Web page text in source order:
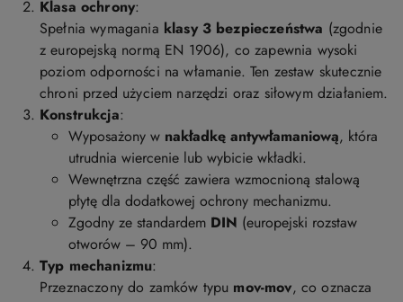
Klasa ochrony:
Spełnia wymagania klasy 3 bezpieczeństwa (zgodnie
z europejską normą EN 1906), co zapewnia wysoki
poziom odporności na włamanie. Ten zestaw skutecznie
chroni przed użyciem narzędzi oraz siłowym działaniem.
Konstrukcja:
Wyposażony w nakładkę antywłamaniową, która
utrudnia wiercenie lub wybicie wkładki.
Wewnętrzna część zawiera wzmocnioną stalową
płytę dla dodatkowej ochrony mechanizmu.
Zgodny ze standardem DIN (europejski rozstaw
otworów – 90 mm).
Typ mechanizmu:
Przeznaczony do zamków typu mov-mov, co oznacza